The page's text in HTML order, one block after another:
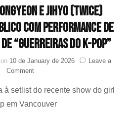
na
história
e JIHYO (TWICE)
com performance de
de “Guerreiras do K-pop”
on 10 de January de 2026
Leave a
Commenton
JEONGYEON
à setlist do recente show do girl
em Vancouver